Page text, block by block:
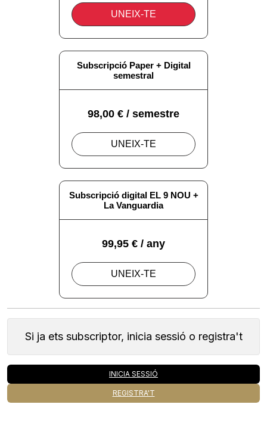
Si ja ets subscriptor, inicia sessió o registra't
INICIA SESSIÓ
REGISTRA'T